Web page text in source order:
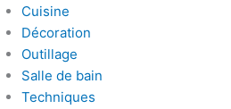
Cuisine
Décoration
Outillage
Salle de bain
Techniques